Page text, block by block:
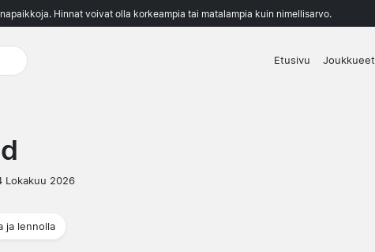
Hinnat voivat olla korkeampia tai matalampia kuin nimellisarvo.
Etusivu Joukkueet
Lokakuu 2026
ja lennolla